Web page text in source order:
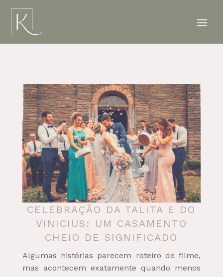
CELEBRAÇÃO DA TALITA E DO
VINICIUS: UM CASAMENTO
CHEIO DE SIGNIFICADO
Algumas histórias parecem roteiro de filme,
mas acontecem exatamente quando menos